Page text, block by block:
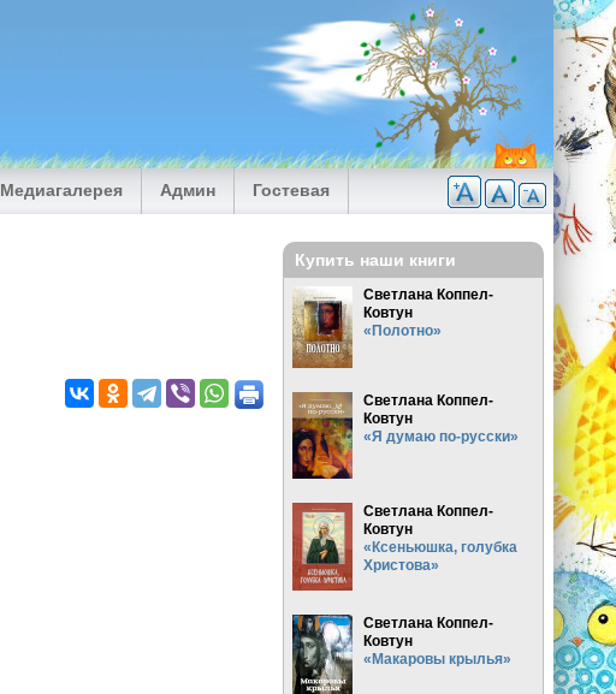
Медиагалерея Админ Гостевая
Купить наши книги
Светлана Коппел-
Ковтун
«Полотно»
Светлана Коппел-
Ковтун
«Я думаю по-русски»
Светлана Коппел-
Ковтун
«Ксеньюшка, голубка
Христова»
Светлана Коппел-
Ковтун
«Макаровы крылья»